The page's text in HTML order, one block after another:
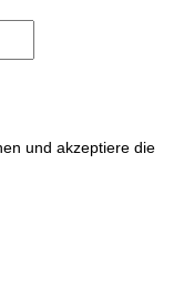
und akzeptiere die